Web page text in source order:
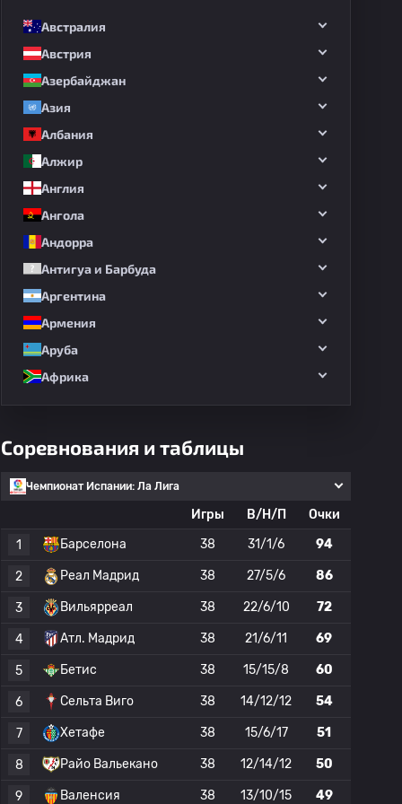
Австралия
Австрия
Азербайджан
Азия
Албания
Алжир
Англия
Ангола
Андорра
Антигуа и Барбуда
Аргентина
Армения
Аруба
Африка
Соревнования и таблицы
Чемпионат Испании: Ла Лига
Игры В/Н/П
Очки
1
Барселона 38 31/1/6 94
2 Реал Мадрид 38 27/5/6 86
3 Вильярреал 38 22/6/10 72
4 Атл. Мадрид 38 21/6/11 69
5 Бетис 38 15/15/8 60
6 Сельта Виго 38 14/12/12 54
7 Хетафе 38 15/6/17 51
8 Райо Вальекано 38 12/14/12 50
9 Валенсия 38 13/10/15 49